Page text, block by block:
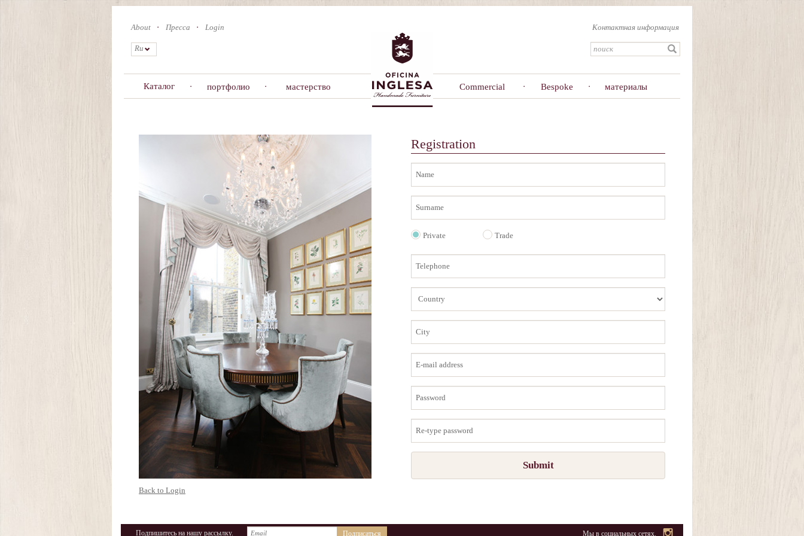
About Пресса Login Контактная информация
Ru
Каталог портфолио мастерство Commercial Bespoke материалы
Primary Registration
Name
Surname
Private Trade
Telephone
City
E-
mail
address
Password
Re-
type
password
Submit
Back to Login
Подпишитесь на нашу рассылку. Подписаться Мы в социальных сетях.